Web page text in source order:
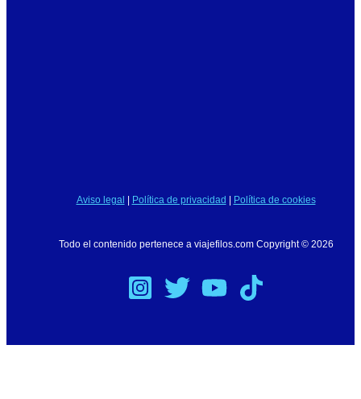
Aviso legal Política de privacidad Política de cookies
Todo el contenido pertenece a viajefilos.com Copyright © 2026